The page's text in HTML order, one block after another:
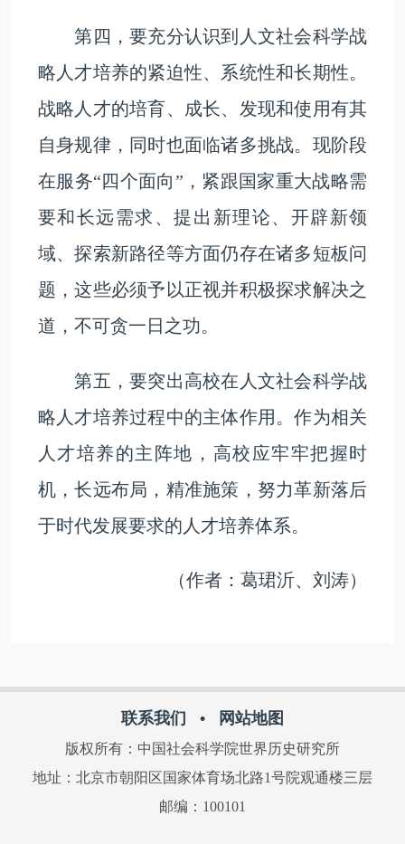
第四，要充分认识到人文社会科学战
略人才培养的紧迫性、系统性和长期性。
战略人才的培育、成长、发现和使用有其
自身规律，同时也面临诸多挑战。现阶段
在服务“四个面向”，紧跟国家重大战略需
要和长远需求、提出新理论、开辟新领
域、探索新路径等方面仍存在诸多短板问
题，这些必须予以正视并积极探求解决之
道，不可贪一日之功。
第五，要突出高校在人文社会科学战
略人才培养过程中的主体作用。作为相关
人才培养的主阵地，高校应牢牢把握时
机，长远布局，精准施策，努力革新落后
于时代发展要求的人才培养体系。
（作者：葛珺沂、刘涛）
联系我们 • 网站地图
版权所有：中国社会科学院世界历史研究所
地址：北京市朝阳区国家体育场北路1号院观通楼三层
邮编：100101